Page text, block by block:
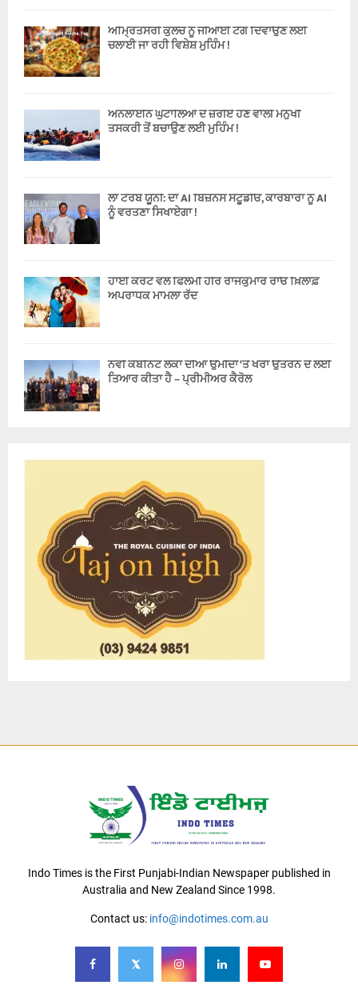
ਅੰਮ੍ਰਿਤਸਰੀ ਕੁਲਚੇ ਨੂੰ ਜੀਆਈ ਟੈਗ ਦਿਵਾਉਣ ਲਈ
ਚਲਾਈ ਜਾ ਰਹੀ ਵਿਸ਼ੇਸ਼ ਮੁਹਿੰਮ !
ਔਨਲਾਈਨ ਘੁਟਾਲਿਆਂ ਦੇ ਜ਼ਰੀਏ ਹੋਣ ਵਾਲੀ ਮਨੁੱਖੀ
ਤਸਕਰੀ ਤੋਂ ਬਚਾਉਣ ਲਈ ਮੁਹਿੰਮ !
ਲਾ ਟਰੋਬ ਯੂਨੀ: ਦਾ AI ਬਿਜ਼ਨਸ ਸਟੂਡੀਓ, ਕਾਰੋਬਾਰਾਂ ਨੂੰ AI
ਨੂੰ ਵਰਤਣਾ ਸਿਖਾਏਗਾ !
ਹਾਈ ਕੋਰਟ ਵਲੋਂ ਫਿਲਮੀ ਹੀਰੋ ਰਾਜਕੁਮਾਰ ਰਾਓ ਖ਼ਿਲਾਫ਼
ਅਪਰਾਧਕ ਮਾਮਲਾ ਰੱਦ
ਨਵੀਂ ਕੈਬਨਿਟ ਲੋਕਾਂ ਦੀਆਂ ਉਮੀਦਾਂ ‘ਤੇ ਖਰਾ ਉਤਰਨ ਦੇ ਲਈ
ਤਿਆਰ ਕੀਤਾ ਹੈ – ਪ੍ਰੀਮੀਅਰ ਕੈਰੋਲ
Indo Times is the First Punjabi-Indian Newspaper published in
Australia and New Zealand Since 1998.
Contact us: info@indotimes.com.au